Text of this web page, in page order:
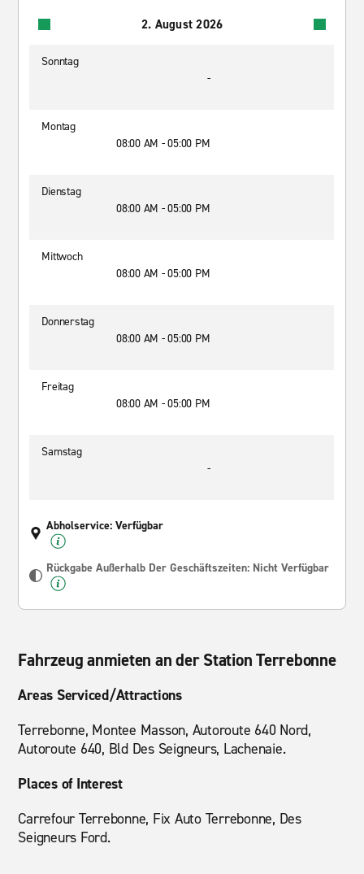
2. August 2026
Sonntag
-
Montag
08:00 AM - 05:00 PM
Dienstag
08:00 AM - 05:00 PM
Mittwoch
08:00 AM - 05:00 PM
Donnerstag
08:00 AM - 05:00 PM
Freitag
08:00 AM - 05:00 PM
Samstag
-
Abholservice: Verfügbar
Rückgabe Außerhalb Der Geschäftszeiten: Nicht Verfügbar
Fahrzeug anmieten an der Station Terrebonne
Areas Serviced/Attractions
Terrebonne, Montee Masson, Autoroute 640 Nord,
Autoroute 640, Bld Des Seigneurs, Lachenaie.
Places of Interest
Carrefour Terrebonne, Fix Auto Terrebonne, Des
Seigneurs Ford.